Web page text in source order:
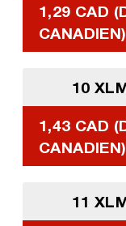
1,29 CAD
CANADIEN)
10
1,43 CAD
CANADIEN)
11